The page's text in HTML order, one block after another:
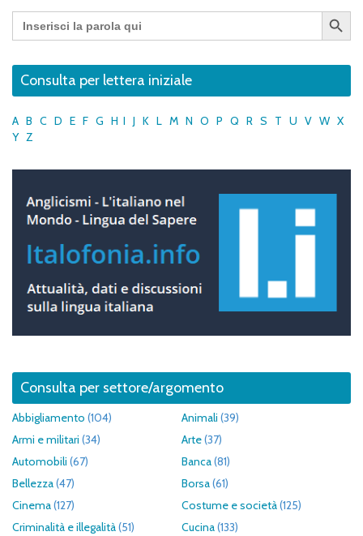
Search
for:
Search Button
Consulta per lettera iniziale
A B C D E F G H I J K L M N O P Q R S T U V W X
Y Z
Consulta per settore/argomento
Abbigliamento (104) Animali (39)
Armi e militari (34) Arte(37)
Automobili (67) Banca(81)
Bellezza(47) Borsa(61)
Cinema(127) Costume e società(125)
Criminalità e illegalità(51) Cucina(133)